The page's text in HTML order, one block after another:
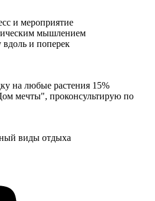
и мероприятие
мышлением
вдоль и поперек
на любые растения 15%
мечты", проконсультирую по
виды отдыха